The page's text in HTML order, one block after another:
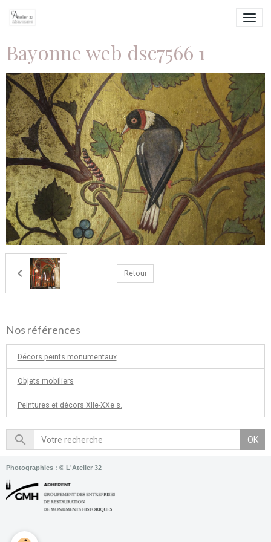
Bayonne web dsc7566 1
Retour
Nos références
Décors peints monumentaux
Objets mobiliers
Peintures et décors XIIe-XXe s.
OK
Photographies : © L'Atelier 32